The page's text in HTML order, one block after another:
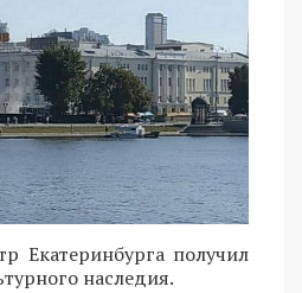
Екатеринбурга получил
наследия.